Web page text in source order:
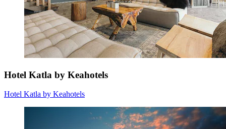
Hotel Katla by Keahotels
Hotel Katla by Keahotels